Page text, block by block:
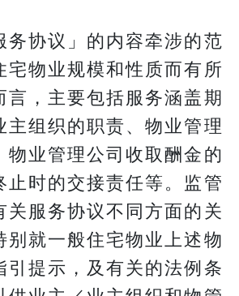
务协议」的内容牵涉的范
宅物业规模和性质而有所
言，主要包括服务涵盖期
主组织的职责、物业管理
物业管理公司收取酬金的
止时的交接责任等。监管
关服务协议不同方面的关
别就一般住宅物业上述物
引提示，及有关的法例条